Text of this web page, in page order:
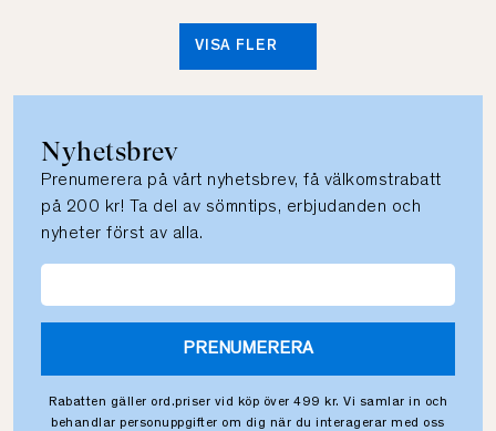
VISA FLER
Nyhetsbrev
Prenumerera på vårt nyhetsbrev, få välkomstrabatt
på 200 kr! Ta del av sömntips, erbjudanden och
nyheter först av alla.
PRENUMERERA
Rabatten gäller ord.priser vid köp över 499 kr. Vi samlar in och
behandlar personuppgifter om dig när du interagerar med oss